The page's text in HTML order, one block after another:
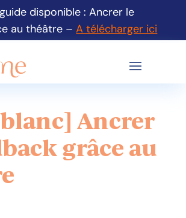
disponible : Ancrer le
au théâtre –A télécharger ici
Ancrer
grâce au